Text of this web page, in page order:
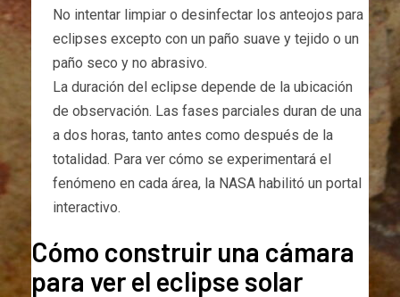
No intentar limpiar o desinfectar los anteojos para
eclipses excepto con un paño suave y tejido o un
paño seco y no abrasivo.
La duración del eclipse depende de la ubicación
de observación. Las fases parciales duran de una
a dos horas, tanto antes como después de la
totalidad. Para ver cómo se experimentará el
fenómeno en cada área, la NASA habilitó un portal
interactivo.
Cómo construir una cámara
para ver el eclipse solar